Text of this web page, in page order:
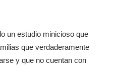
un estudio minicioso que
que verdaderamente
y que no cuentan con